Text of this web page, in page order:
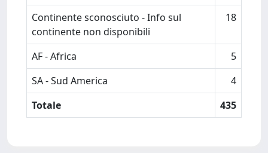
Continente sconosciuto - Info sul
continente non disponibili
18
AF - Africa
5
SA - Sud America
4
Totale
435